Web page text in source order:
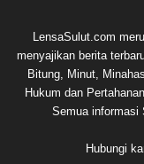
LensaSulut.com
menyajikan berita
Bitung, Minut,
Hukum dan
Semua informasi
Hubungi